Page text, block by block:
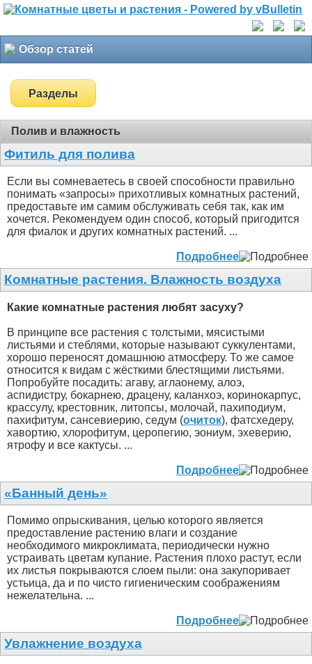
Обзор статей
Разделы
Полив и влажность
Фитиль для полива
Если вы сомневаетесь в своей способности правильно
понимать «запросы» прихотливых комнатных растений,
предоставьте им самим обслуживать себя так, как им
хочется. Рекомендуем один способ, который пригодится
для фиалок и других комнатных растений. ...
Подробнее
Комнатные растения. Влажность воздуха
Какие комнатные растения любят засуху?
В принципе все растения с толстыми, мясистыми
листьями и стеблями, которые называют суккулентами,
хорошо переносят домашнюю атмосферу. То же самое
относится к видам с жёсткими блестящими листьями.
Попробуйте посадить: агаву, аглаонему, алоэ,
аспидистру, бокарнею, драцену, каланхоэ, коринокарпус,
крассулу, крестовник, литопсы, молочай, пахиподиум,
пахифитум, сансевиерию, седум (очиток), фатсхедеру,
хавортию, хлорофитум, церопегию, эониум, эхеверию,
ятрофу и все кактусы. ...
Подробнее
«Банный день»
Помимо опрыскивания, целью которого является
предоставление растению влаги и создание
необходимого микроклимата, периодически нужно
устраивать цветам купание. Растения плохо растут, если
их листья покрываются слоем пыли: она закупоривает
устьица, да и по чисто гигиеническим соображениям
нежелательна. ...
Подробнее
Увлажнение воздуха